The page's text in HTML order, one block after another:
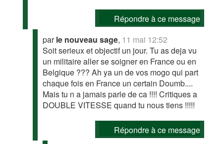
Répondre à ce message
parle nouveau sage, 11 mai 12:52
Soit serieux et objectif un jour. Tu as deja vu
un militaire aller se soigner en France ou en
Belgique ??? Ah ya un de vos mogo qui part
chaque fois en France un certain Doumb....
Mais tu n a jamais parle de ca !!!! Critiques a
DOUBLE VITESSE quand tu nous tiens !!!!!
Répondre à ce message